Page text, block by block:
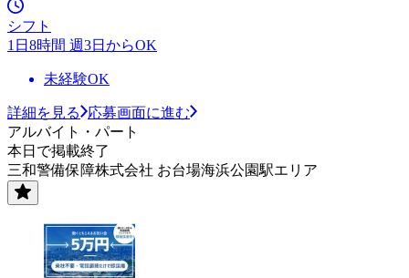
シフト
1日8時間 週3日からOK
未経験OK
詳細を見る
応募画面に進む
アルバイト・パート
本日で掲載終了
三和警備保障株式会社 お台場海浜公園駅エリア